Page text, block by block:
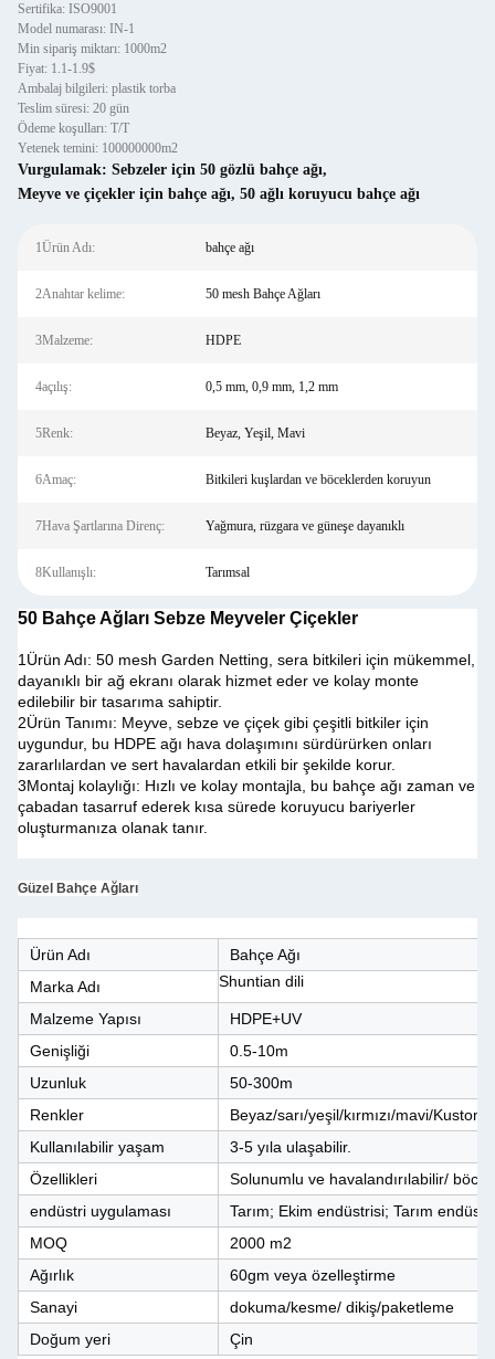
Sertifika: ISO9001
Model numarası: IN-1
Min sipariş miktarı: 1000m2
Fiyat: 1.1-1.9$
Ambalaj bilgileri: plastik torba
Teslim süresi: 20 gün
Ödeme koşulları: T/T
Yetenek temini: 100000000m2
Vurgulamak: Sebzeler için 50 gözlü bahçe ağı,
Meyve ve çiçekler için bahçe ağı, 50 ağlı koruyucu bahçe ağı
1Ürün Adı: bahçe ağı
2Anahtar kelime: 50 mesh Bahçe Ağları
3Malzeme: HDPE
4açılış: 0,5 mm, 0,9 mm, 1,2 mm
5Renk: Beyaz, Yeşil, Mavi
6Amaç: Bitkileri kuşlardan ve böceklerden koruyun
7Hava Şartlarına Direnç: Yağmura, rüzgara ve güneşe dayanıklı
8Kullanışlı: Tarımsal
50 Bahçe Ağları Sebze Meyveler Çiçekler
1Ürün Adı: 50 mesh Garden Netting, sera bitkileri için mükemmel,
dayanıklı bir ağ ekranı olarak hizmet eder ve kolay monte
edilebilir bir tasarıma sahiptir.
2Ürün Tanımı: Meyve, sebze ve çiçek gibi çeşitli bitkiler için
uygundur, bu HDPE ağı hava dolaşımını sürdürürken onları
zararlılardan ve sert havalardan etkili bir şekilde korur.
3Montaj kolaylığı: Hızlı ve kolay montajla, bu bahçe ağı zaman ve
çabadan tasarruf ederek kısa sürede koruyucu bariyerler
oluşturmanıza olanak tanır.
Güzel Bahçe Ağları
Ürün Adı
Bahçe Ağı
Marka Adı
Shuntian dili
Malzeme Yapısı
HDPE+UV
Genişliği
0.5-10m
Uzunluk
50-300m
Renkler
Beyaz/sarı/yeşil/kırmızı/mavi/
Kullanılabilir yaşam
3-5 yıla ulaşabilir.
Özellikleri
Solunumlu ve havalandırılabilir/
endüstri uygulaması
Tarım; Ekim endüstrisi; Tarım
MOQ
2000 m2
Ağırlık
60gm veya özelleştirme
Sanayi
dokuma/kesme/ dikiş/paketleme
Doğum yeri
Çin